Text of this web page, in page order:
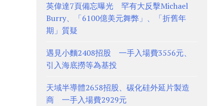
英偉達7頁備忘曝光 罕有大反擊Michael
Burry、「6100億美元舞弊」、「折舊年
期」質疑
遇見小麵2408招股 一手入場費3556元、
引入海底撈等為基投
天域半導體2658招股、碳化硅外延片製造
商 一手入場費2929元